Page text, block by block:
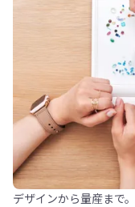
デザインから量産まで